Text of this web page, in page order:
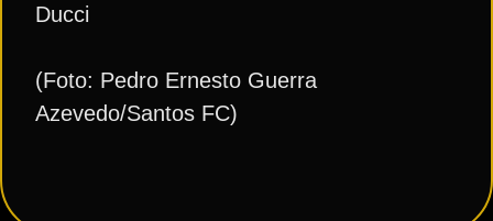
Ducci
(Foto: Pedro Ernesto Guerra
Azevedo/Santos FC)